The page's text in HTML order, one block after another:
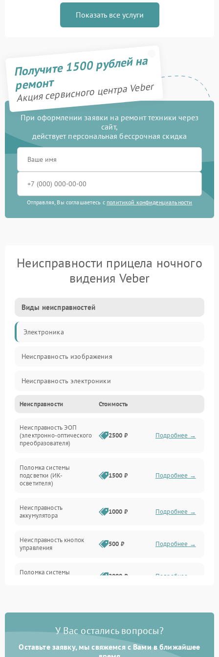
Показать все услуги
Получите 1500 рублей на
ремонт
Акция сервисного центра Veber
При оформлении заявки на ремонт техники через
сайт,
действует персональная бессрочная скидка
Отправляя, Вы соглашаетесь с политикой конфиденциальности
Неисправности прицела ночного
видения Veber
Виды неисправностей
Электроника
Неисправность изображения
Неисправность электроники
Механические повреждения
Неисправность управления
Оптика
Неисправности Стоимость
Неисправность ЭОП
(электронно-оптического
преобразователя)
2500 ₽ Подробнее →
Поломка системы
подсветки (ИК-
осветителя)
1500 ₽ Подробнее →
Неисправность
аккумулятора
1000 ₽ Подробнее →
Неисправность кнопок
управления
500 ₽ Подробнее →
Поломка системы
2000 ₽ Подробнее →
защиты от перегрузок
Неисправность системы
автоматического
отключения
1000 ₽ Подробнее →
У Вас остались вопросы?
Оставьте заявку, мы свяжемся с Вами в ближайшее